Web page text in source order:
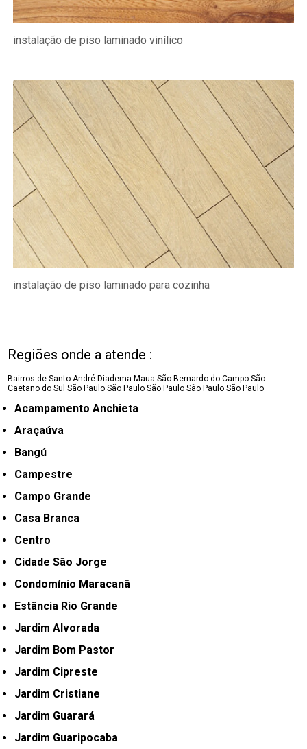
instalação de piso laminado vinílico
instalação de piso laminado para cozinha
Regiões onde a atende :
Bairros de Santo André Diadema Maua São Bernardo do Campo São
Caetano do SulSão Paulo São Paulo São Paulo São Paulo São Paulo
Acampamento Anchieta
Araçaúva
Bangú
Campestre
Campo Grande
Casa Branca
Centro
Cidade São Jorge
Condomínio Maracanã
Estância Rio Grande
Jardim Alvorada
Jardim Bom Pastor
Jardim Cipreste
Jardim Cristiane
Jardim Guarará
Jardim Guaripocaba